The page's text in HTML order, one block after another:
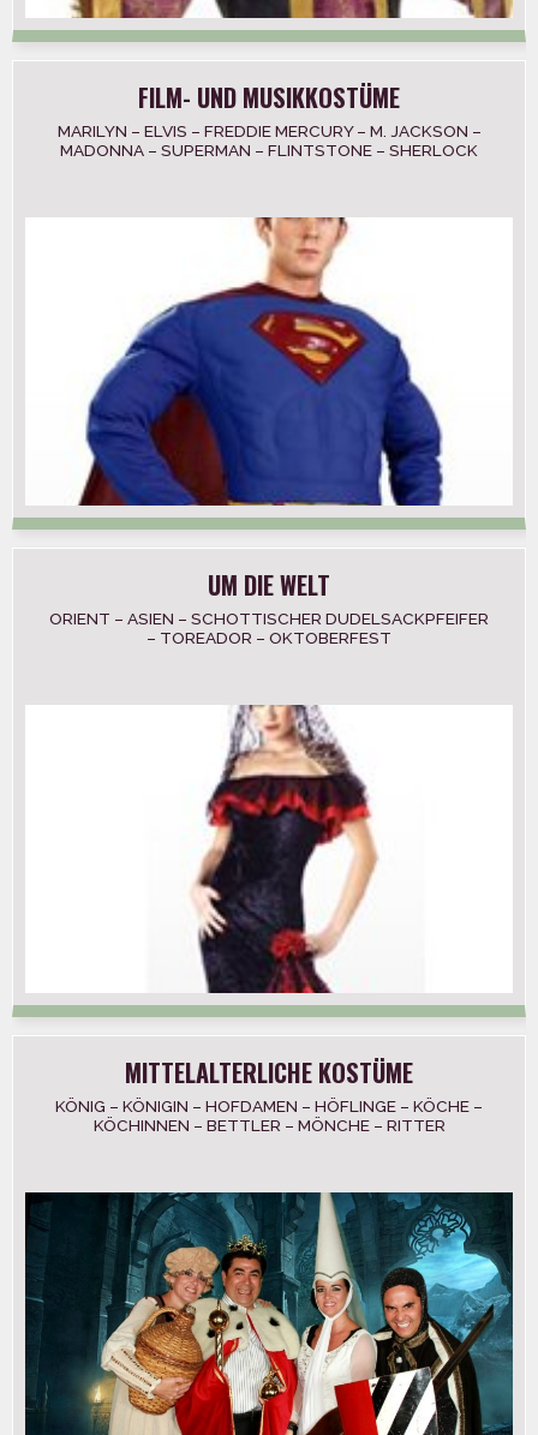
FILM- UND MUSIKKOSTÜME
MARILYN – ELVIS – FREDDIE MERCURY – M. JACKSON –
MADONNA – SUPERMAN – FLINTSTONE – SHERLOCK
UM DIE WELT
ORIENT – ASIEN – SCHOTTISCHER DUDELSACKPFEIFER
– TOREADOR – OKTOBERFEST
MITTELALTERLICHE KOSTÜME
KÖNIG – KÖNIGIN – HOFDAMEN – HÖFLINGE – KÖCHE –
KÖCHINNEN – BETTLER – MÖNCHE – RITTER